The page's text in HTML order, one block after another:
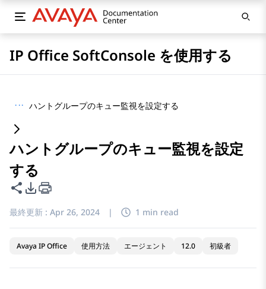
IP Office SoftConsole を使用する
··· ハントグループのキュー監視を設定する
ハントグループのキュー監視を設定
する
このページを共有
PDFエクスポートオプション
最終更新 : Apr 26, 2024 | 1 min read
Avaya IP Office 使用方法 エージェント 12.0 初級者